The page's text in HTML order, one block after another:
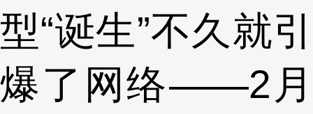
型“诞生”不久就引
爆了网络——2月